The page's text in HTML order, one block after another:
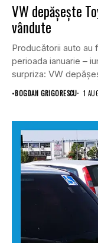
VW depășește
vândute
Producătorii auto au
perioada ianuarie –
surpriza: VW
•BOGDAN GRIGORESCU 1